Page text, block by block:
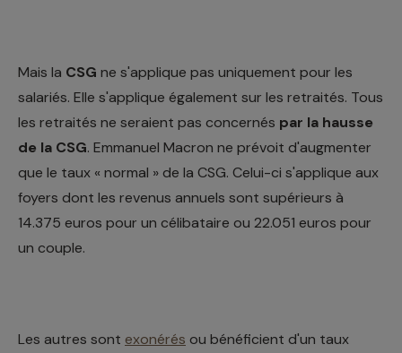
Mais la CSG ne s'applique pas uniquement pour les
salariés. Elle s'applique également sur les retraités. Tous
les retraités ne seraient pas concernés par la hausse
de la CSG. Emmanuel Macron ne prévoit d'augmenter
que le taux « normal » de la CSG. Celui-ci s'applique aux
foyers dont les revenus annuels sont supérieurs à
14.375 euros pour un célibataire ou 22.051 euros pour
un couple.
Les autres sont exonérés ou bénéficient d'un taux